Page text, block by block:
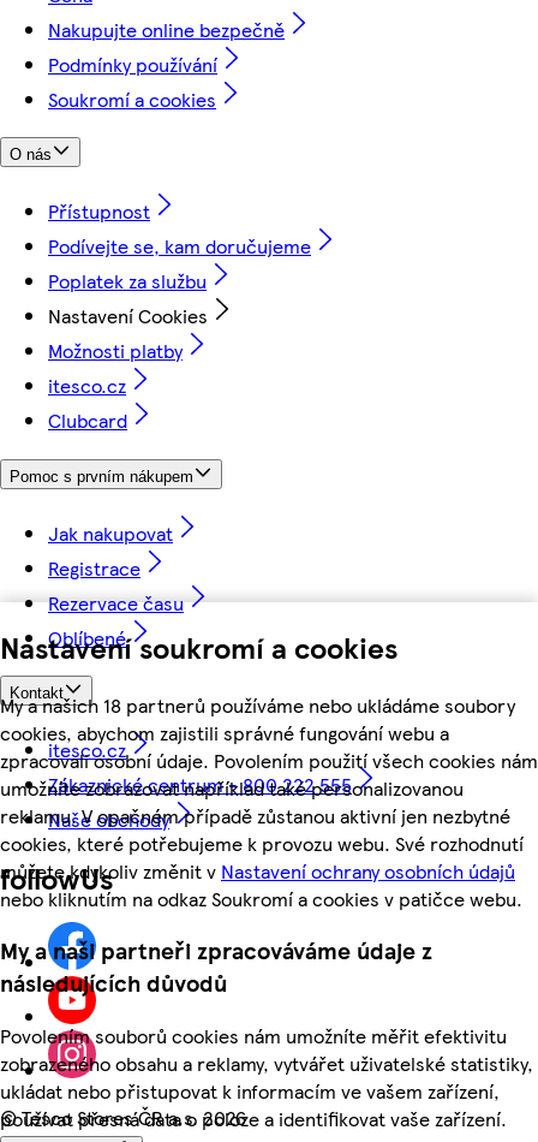
Nastavení soukromí a cookies
My a našich 18 partnerů používáme nebo ukládáme soubory
cookies, abychom zajistili správné fungování webu a
zpracovali osobní údaje. Povolením použití všech cookies nám
umožníte zobrazovat například také personalizovanou
reklamu. V opačném případě zůstanou aktivní jen nezbytné
cookies, které potřebujeme k provozu webu. Své rozhodnutí
můžete kdykoliv změnit v Nastavení ochrany osobních údajů
nebo kliknutím na odkaz Soukromí a cookies v patičce webu.
My a naši partneři zpracováváme údaje z
následujících důvodů
Povolením souborů cookies nám umožníte měřit efektivitu
zobrazeného obsahu a reklamy, vytvářet uživatelské statistiky,
ukládat nebo přistupovat k informacím ve vašem zařízení,
používat přesná data o poloze a identifikovat vaše zařízení.
Nakupujte online bezpečně
Podmínky používání
Soukromí a cookies
O nás
Přístupnost
Podívejte se, kam doručujeme
Poplatek za službu
Nastavení Cookies
Možnosti platby
itesco.cz
Clubcard
Pomoc s prvním nákupem
Jak nakupovat
Registrace
Rezervace času
Oblíbené
Kontakt
itesco.cz
Zákaznické centrum - 800 222 555
Naše obchody
followUs
©Tesco Stores ČR a.s. 2026